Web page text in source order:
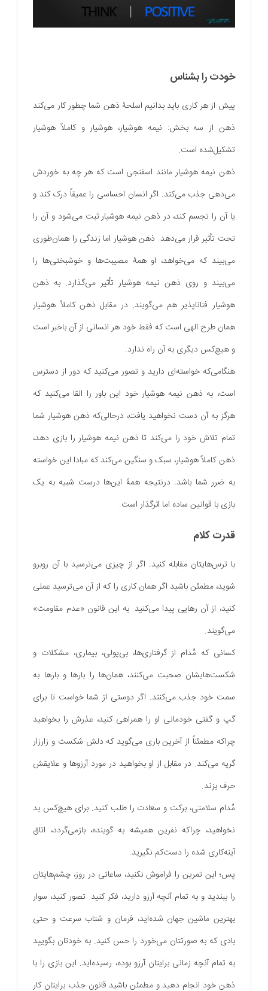
خودت را بشناس
پیش از هر کاری باید بدانیم اسلحۀ ذهن شما چطور کار می‌کند
ذهن از سه بخش: نیمه هوشیار، هوشیار و کاملاً هوشیار
تشکیل‌شده است.
ذهن نیمه هوشیار مانند اسفنجی است که هر چه به خوردش
می‌دهی جذب می‌کند. اگر انسان احساسی را عمیقاً درک کند و
یا آن را تجسم کند، در ذهن نیمه هوشیار ثبت می‌شود و آن را
تحت تأثیر قرار می‌دهد. ذهن هوشیار اما زندگی را همان‌طوری
می‌بیند که می‌خواهد، او همۀ مصیبت‌ها و خوشبختی‌ها را
می‌بیند و روی ذهن نیمه هوشیار تأثیر می‌گذارد. به ذهن
هوشیار فناناپذیر هم می‌گویند. در مقابل ذهن کاملاً هوشیار
همان طرح الهی است که فقط خود هر انسانی از آن باخبر است
و هیچ‌کس دیگری به آن راه ندارد.
هنگامی‌که خواسته‌ای دارید و تصور می‌کنید که دور از دسترس
است، به ذهن نیمه هوشیار خود این باور را القا می‌کنید که
هرگز به آن دست نخواهید یافت، درحالی‌که ذهن هوشیار شما
تمام تلاش خود را می‌کند تا ذهن نیمه هوشیار را بازی دهد،
ذهن کاملاً هوشیار، سبک و سنگین می‌کند که مبادا این خواسته
به ضرر شما باشد. درنتیجه همۀ این‌ها درست شبیه به یک
بازی با قوانین ساده اما اثرگذار است.
قدرت کلام
با ترس‌هایتان مقابله کنید. اگر از چیزی می‌ترسید با آن روبرو
شوید، مطمئن باشید اگر همان کاری را که از آن می‌ترسید عملی
کنید، از آن رهایی پیدا می‌کنید. به این قانون «عدم مقاومت»
می‌گویند.
کسانی که مُدام از گرفتاری‌ها، بی‌پولی، بیماری، مشکلات و
شکست‌هایشان صحبت می‌کنند، همان‌ها را بارها و بارها به
سمت خود جذب می‌کنند. اگر دوستی از شما خواست تا برای
گپ و گفتی خودمانی او را همراهی کنید، عذرش را بخواهید
چراکه مطمئناً از آخرین باری می‌گوید که دلش شکست و زارزار
گریه می‌کند. در مقابل از او بخواهید در مورد آرزوها و علایقش
حرف بزند.
مُدام سلامتی، برکت و سعادت را طلب کنید. برای هیچ‌کس بد
نخواهید، چراکه نفرین همیشه به گوینده، بازمی‌گردد، اتاق
آینه‌کاری شده را دست‌کم نگیرید.
پس؛ این تمرین را فراموش نکنید، ساعاتی در روز، چشم‌هایتان
را ببندید و به تمام آنچه آرزو دارید، فکر کنید. تصور کنید، سوار
بهترین ماشین جهان شده‌اید، فرمان و شتاب سرعت و حتی
بادی که به صورتتان می‌خورد را حس کنید. به خودتان بگویید
به تمام آنچه زمانی برایتان آرزو بوده، رسیده‌اید. این بازی را با
ذهن خود انجام دهید و مطمئن باشید قانون جذب برایتان کار